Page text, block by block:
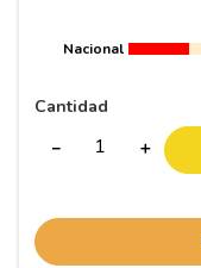
Nacional
Cantidad
＋
－